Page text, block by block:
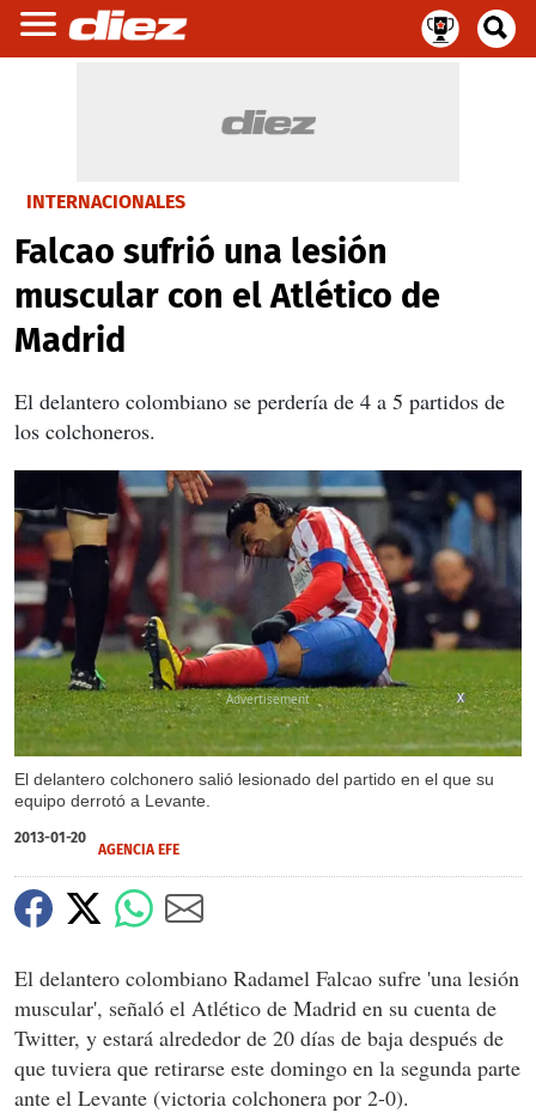
INTERNACIONALES
Falcao sufrió una lesión
muscular con el Atlético de
Madrid
El delantero colombiano se perdería de 4 a 5 partidos de
los colchoneros.
El delantero colchonero salió lesionado del partido en el que su
equipo derrotó a Levante.
X
2013-01-20
AGENCIA EFE
El delantero colombiano Radamel Falcao sufre 'una lesión
muscular', señaló el Atlético de Madrid en su cuenta de
Twitter, y estará alrededor de 20 días de baja después de
que tuviera que retirarse este domingo en la segunda parte
ante el Levante (victoria colchonera por 2-0).